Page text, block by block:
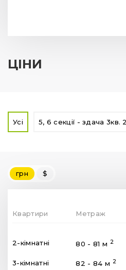
ЦІНИ
Усі 5, 6 секції - здача 3кв.
грн $
Квартири Метраж
2-кімнатні 80 - 81 м 2
3-кімнатні 82 - 84 м 2